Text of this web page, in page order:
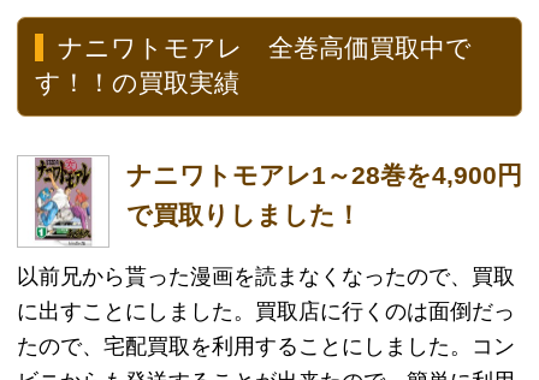
なにわ友あれを1～31巻を6,720円
で買取りしました！！
た。セット買取を重視してくれる買取店を探してい
たところ、こちらのサイトを見つけました。宣言通
りの高値買取で満足しています。ありがとうござい
ました！
大阪府 SI様 30代 男性
ナニワトモアレとは